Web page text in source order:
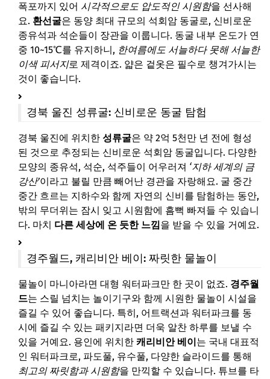
폭포까지 있어 시각적으로도 압도적인 시원함을 선사해
요. 환선굴은 동양 최대 규모의 석회암 동굴로, 신비로운
종유석과 석순들이 장관을 이룹니다. 동굴 내부 온도가 연
중 10~15℃를 유지하니, 한여름에도 서늘하다 못해 서늘한
이색 피서지로 제격이죠. 얇은 겉옷은 필수로 챙겨가시는
것이 좋습니다.
경북 울진 성류굴: 신비로운 동굴 탐험
경북 울진에 위치한 성류굴은 약 2억 5천만 년 전에 형성
된 것으로 추정되는 신비로운 석회암 동굴입니다. 다양한
모양의 종유석, 석순, 석주들이 어우러져 ‘지하 세계의 금
강산’이라고 불릴 만큼 빼어난 경관을 자랑해요. 굴 중간
중간 흐르는 지하수와 함께 자연의 신비를 탐험하는 동안,
밖의 무더위는 잠시 잊고 시원함에 흠뻑 빠져들 수 있습니
다. 마치 다른 세상에 온 듯한 느낌을 받을 수 있을 거예요.
경주월드, 캐리비안 베이: 짜릿한 물놀이
물놀이 마니아라면 대형 워터파크만 한 곳이 없죠. 경주월
드는 스릴 넘치는 놀이기구와 함께 시원한 물놀이 시설을
즐길 수 있어 좋습니다. 특히, 어트랙션과 워터파크를 동
시에 즐길 수 있는 패키지라면 더욱 알찬 하루를 보낼 수
있을 거예요. 용인에 위치한 캐리비안 베이 는 국내 대표적
인 워터파크로, 파도풀, 유수풀, 다양한 슬라이드를 통해
최고의 짜릿함과 시원함을 만끽할 수 있습니다. 튜브를 타